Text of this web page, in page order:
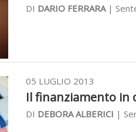
DI DARIO FERRARA|
05 LUGLIO 2013
Il finanziamento in
DI DEBORA ALBERICI |